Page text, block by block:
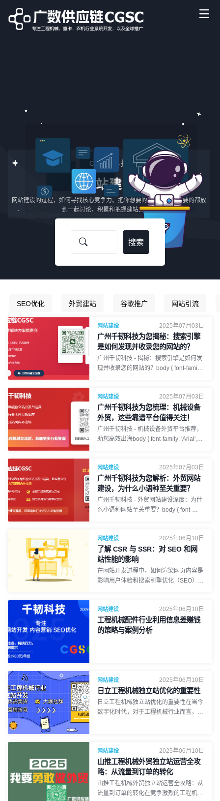
CGSC科技
网站建设
网站建设的过程，如何寻找核心竞争力。把你想要的和受众客户想要的都放
到一起讨论，积累和把握建站经验。
SEO优化 外贸建站 谷歌推广 网站引流
2025年07月03日
网站建设
广州千韧科技为您揭秘：搜索引擎
是如何发现并收录您的网站的？
广州千韧科技 - 揭秘：搜索引擎是如何发
现并收录您的网站的？body { font-family:
background-color: #f4f7f6; /* Light
background */ color: #333; } .container {
max-width: 1000px; margin: 0 auto;
background-color: #fff; padding: 30px;
border-radius: 8px; box-shadow: 0 2px
2025年07月03日
网站建设
广州千韧科技为您梳理：机械设备
外贸，这些靠谱平台值得关注！
广州千韧科技 - 机械设备外贸平台推荐，
助您高效出海body { font-family: 'Arial',
background-color: #f4f7f6; /* Light
background */ color: #333; } .container {
max-width: 1000px; margin: 0 auto;
background-color: #fff; padding: 30px;
border-radius: 8px; box-shadow: 0 2px
2025年07月03日
网站建设
广州千韧科技为您解析：外贸网站
建设，为什么小语种至关重要？
广州千韧科技 - 外贸网站建设深度：为什
么小语种网站至关重要？body { font-
padding: 20px; background-color:
#f4f7f6; /* Light background */ color:
#333; } .container { max-width: 1000px;
margin: 0 auto; background-color: #fff;
padding: 30px; border-radius: 8px; box-
2025年06月10日
网站建设
了解 CSR 与 SSR：对 SEO 和网
站性能的影响
在网站开发过程中，如何渲染网页内容是
影响用户体验和搜索引擎优化（SEO）的
中的排名。本文将详细介绍两种常见的渲
染方式——服务器端渲染（SSR）和客户
端渲染（CSR），以及它们如何影响网
并加载这些资源，构建页面的 DOM（文
档对象模型），然后将页面内容展示给用
户。这一过程是用户访问网站时看到页面
的直接原因。根据渲染的执行位置不同，
务器端渲染（SSR）服务器端渲染是指网
页内容在服务器上预先生成 HTML 页
面，然后将整个页面传输到用户的浏览
器。由于页面已完全渲染，用户在打开网
页时能够快速看到完整内容。这种渲染方
式通常用于传统网站和动态内容较少的页
2025年06月10日
网站建设
工程机械配件行业利用信息差赚钱
的策略与案例分析
2025年06月10日
网站建设
日立工程机械独立站优化的重要性
日立工程机械独立站优化的重要性在当今
数字化时代，对于工程机械行业而言，拥
球客户的重要桥梁。对于想要拓展外贸业
务的工程机械企业来说，独立站的搜索引
擎排名直接影响着企业在国际市场的曝光
度和业务拓展。更高的排名意味着更多的
潜在客户能够发现您的网站，从而增加业
2025年06月10日
网站建设
山推工程机械外贸独立站运营全攻
略：从流量到订单的转化
山推工程机械外贸独立站运营全攻略：从
流量到订单的转化在竞争激烈的工程机械